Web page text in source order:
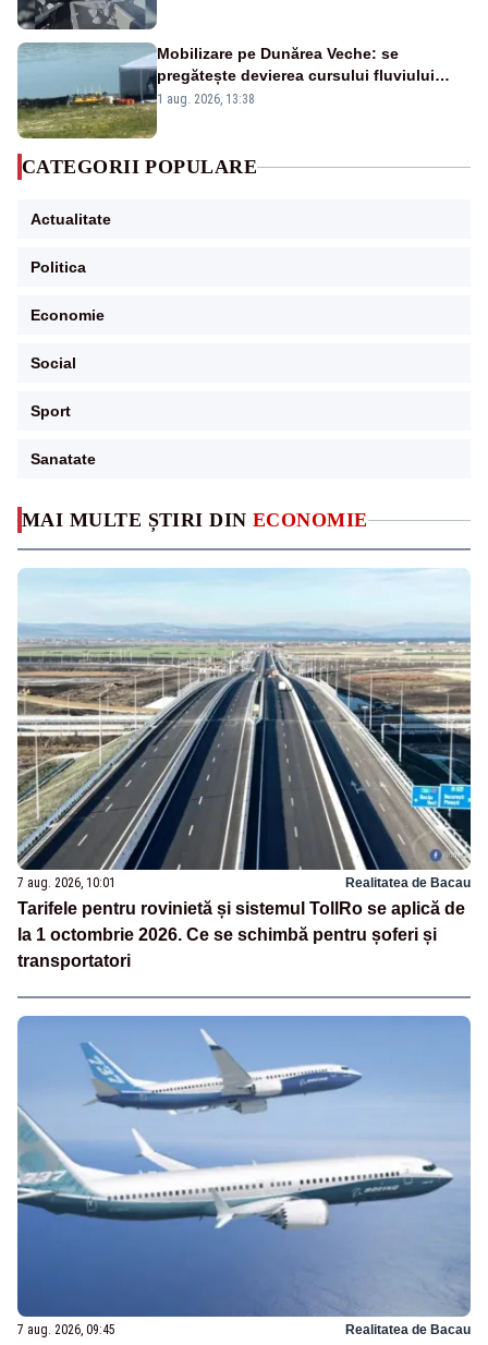
MAI MULTE ȘTIRI DIN ECONOMIE
7 aug. 2026, 10:01 Realitatea de Bacau
Tarifele pentru rovinietă și sistemul TollRo se aplică de
la 1 octombrie 2026. Ce se schimbă pentru șoferi și
transportatori
7 aug. 2026, 09:45 Realitatea de Bacau
Mobilizare pe Dunărea Veche: se
pregătește devierea cursului fluviului
către Cernavodă – VIDEO
1 aug. 2026, 13:38
CATEGORII POPULARE
Actualitate
Politica
Economie
Social
Sport
Sanatate